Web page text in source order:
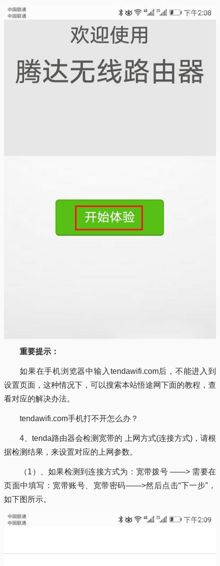
重要提示：
如果在手机浏览器中输入tendawifi.com后，不能进入到
设置页面，这种情况下，可以搜索本站悟途网下面的教程，查
看对应的解决办法。
tendawifi.com手机打不开怎么办？
4、tenda路由器会检测宽带的 上网方式(连接方式)，请根
据检测结果，来设置对应的上网参数。
（1）、如果检测到连接方式为：宽带拨号 ——> 需要在
页面中填写：宽带账号、宽带密码——>然后点击“下一步”，
如下图所示。